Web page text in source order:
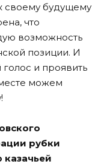
своему будущему
что
возможность
позиции. И
и проявить
можем
рубки